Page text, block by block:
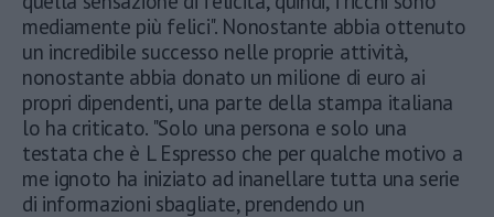
mediamente più felici". Nonostante abbia ottenuto
un incredibile successo nelle proprie attività,
nonostante abbia donato un milione di euro ai
propri dipendenti, una parte della stampa italiana
lo ha criticato. "Solo una persona e solo una
testata che è L Espresso che per qualche motivo a
me ignoto ha iniziato ad inanellare tutta una serie
di informazioni sbagliate, prendendo un